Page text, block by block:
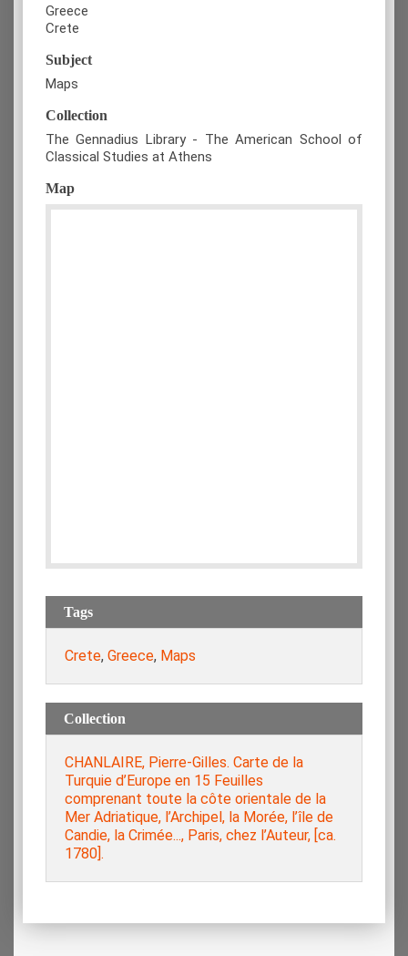
Greece
Crete
Subject
Maps
Collection
The Gennadius Library - The American School of
Classical Studies at Athens
Map
Tags
Crete, Greece, Maps
Collection
CHANLAIRE, Pierre-Gilles. Carte de la
Turquie d’Europe en 15 Feuilles
comprenant toute la côte orientale de la
Mer Adriatique, l’Archipel, la Morée, l’île de
Candie, la Crimée..., Paris, chez l’Auteur, [ca.
1780].